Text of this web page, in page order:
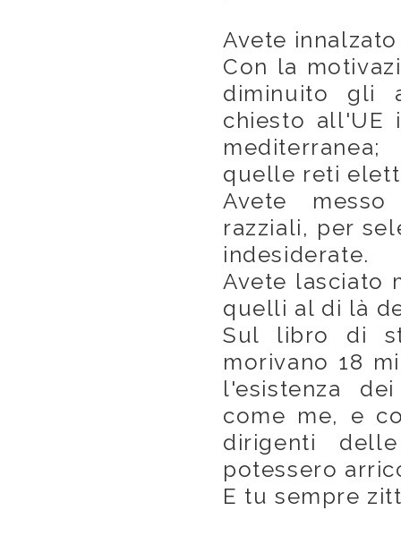
Avete
Con la
diminuito gli
chiesto all'UE
quelle reti
Avete
razziali, per
indesiderate.
Avete lasciato
quelli al di là
Sul libro di
morivano 18
l'esistenza
come me, e
dirigenti
potessero
E tu sempre